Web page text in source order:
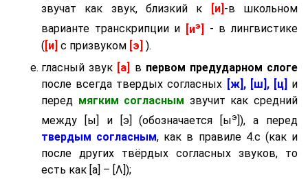
звучат как звук, близкий к
[и] -в школьном
варианте транскрипции и [иэ]
- в лингвистике
([и] с призвуком [э] ).
гласный звук [а] в первом предударном слоге
после всегда твердых согласных [ж], [ш], [ц] и
перед мягким согласным звучит как средний
между [ы] и [э] (обозначается [ыэ]), а перед
твердым согласным, как в правиле 4.c (как и
после других твёрдых согласных звуков, то
есть как [а] – [Λ]);